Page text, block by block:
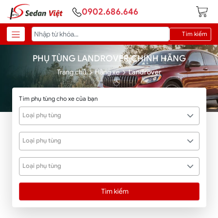
0902.686.646
Tìm kiếm
PHỤ TÙNG LANDROVER CHÍNH HÃNG
Trang chủ Hãng xe Landrover
Tìm phụ tùng cho xe của bạn
Loại phụ tùng
Loại phụ tùng
Loại phụ tùng
Tìm kiếm